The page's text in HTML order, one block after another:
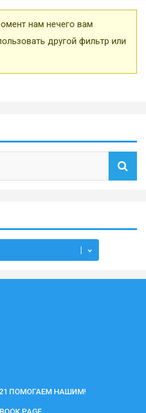
нам нечего вам
другой фильтр или
ПОМОГАЕМ НАШИМ!